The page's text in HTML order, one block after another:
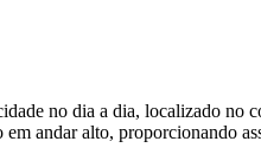
no dia a dia, localizado no
andar alto, proporcionando